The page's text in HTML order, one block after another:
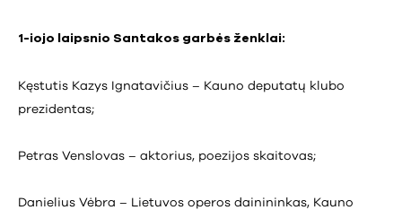
1-iojo laipsnio Santakos garbės ženklai:
Kęstutis Kazys Ignatavičius – Kauno deputatų klubo
prezidentas;
Petras Venslovas – aktorius, poezijos skaitovas;
Danielius Vėbra – Lietuvos operos dainininkas, Kauno